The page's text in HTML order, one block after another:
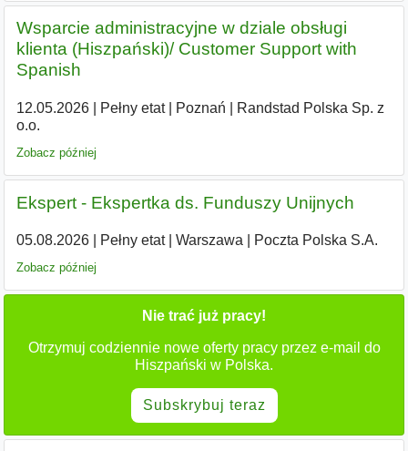
Wsparcie administracyjne w dziale obsługi
klienta (Hiszpański)/ Customer Support with
Spanish
12.05.2026| Pełny etat| Poznań
Randstad Polska Sp. z
o.o.
Zobacz później
Ekspert - Ekspertka ds. Funduszy Unijnych
05.08.2026| Pełny etat| Warszawa| Poczta Polska S.A.
Zobacz później
Nie trać już pracy!
Otrzymuj codziennie nowe oferty pracy przez e-mail do
Hiszpański w Polska.
Subskrybuj teraz